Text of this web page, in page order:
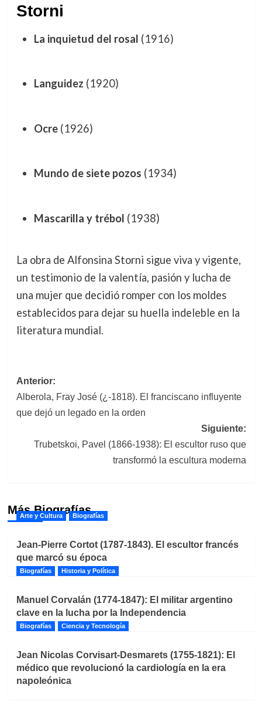
Storni
La inquietud del rosal (1916)
Languidez (1920)
Ocre(1926)
Mundo de siete pozos (1934)
Mascarilla y trébol (1938)
La obra de Alfonsina Storni sigue viva y vigente,
un testimonio de la valentía, pasión y lucha de
una mujer que decidió romper con los moldes
establecidos para dejar su huella indeleble en la
literatura mundial.
Navegación
de
entradas
Anterior:
Alberola, Fray José (¿-1818). El franciscano influyente
que dejó un legado en la orden
Siguiente:
Trubetskoi, Pavel (1866-1938): El escultor ruso que
transformó la escultura moderna
Más Biografías
Arte y Cultura Biografías
Jean-Pierre Cortot (1787-1843). El escultor francés
que marcó su época
Biografías Historia y Política
Manuel Corvalán (1774-1847): El militar argentino
clave en la lucha por la Independencia
Biografías Ciencia y Tecnología
Jean Nicolas Corvisart-Desmarets (1755-1821): El
médico que revolucionó la cardiología en la era
napoleónica